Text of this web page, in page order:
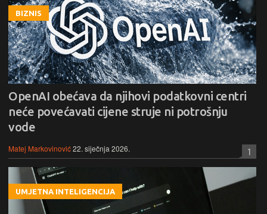
BIZNIS
OpenAI obećava da njihovi podatkovni centri
neće povećavati cijene struje ni potrošnju
vode
Matej Markovinović22. siječnja 2026. 1
UMJETNA INTELIGENCIJA